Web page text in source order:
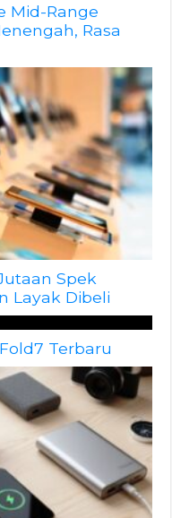
Mid-Range
Rasa
Spek
Layak Dibeli
Terbaru